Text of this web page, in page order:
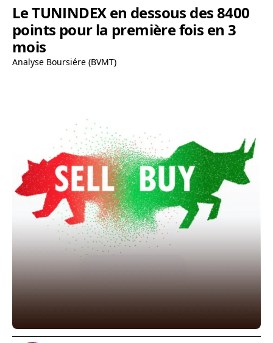
Le TUNINDEX en dessous des 8400
points pour la première fois en 3
mois
Analyse Boursiére (BVMT)